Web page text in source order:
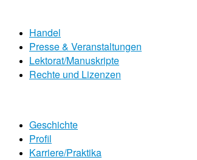
Handel
Presse & Veranstaltungen
Lektorat/Manuskripte
Rechte und Lizenzen
Geschichte
Profil
Karriere/Praktika